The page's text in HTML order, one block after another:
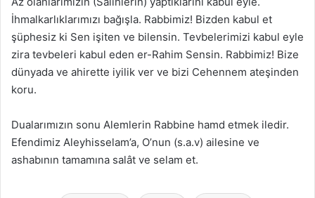
İhmalkarlıklarımızı bağışla. Rabbimiz! Bizden kabul et
şüphesiz ki Sen işiten ve bilensin. Tevbelerimizi kabul eyle
zira tevbeleri kabul eden er-Rahim Sensin. Rabbimiz! Bize
dünyada ve ahirette iyilik ver ve bizi Cehennem ateşinden
koru.
Dualarımızın sonu Alemlerin Rabbine hamd etmek iledir.
Efendimiz Aleyhisselam’a, O’nun (s.a.v) ailesine ve
ashabının tamamına salât ve selam et.